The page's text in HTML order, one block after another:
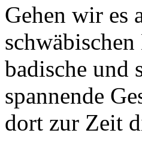
Gehen wir es
badische und
spannende
dort zur Zeit